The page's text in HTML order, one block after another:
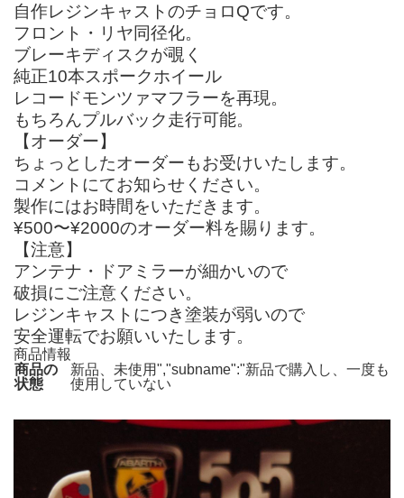
自作レジンキャストのチョロQです。
フロント・リヤ同径化。
ブレーキディスクが覗く
純正10本スポークホイール
レコードモンツァマフラーを再現。
もちろんプルバック走行可能。
【オーダー】
ちょっとしたオーダーもお受けいたします。
コメントにてお知らせください。
製作にはお時間をいただきます。
¥500〜¥2000のオーダー料を賜ります。
【注意】
アンテナ・ドアミラーが細かいので
破損にご注意ください。
レジンキャストにつき塗装が弱いので
安全運転でお願いいたします。
商品情報
商品の
状態
新品、未使用","subname":"新品で購入し、一度も
使用していない